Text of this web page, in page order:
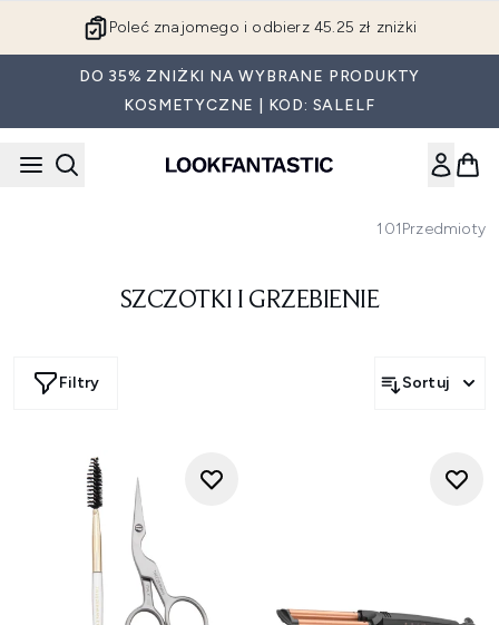
Poleć znajomego i odbierz 45.25 zł zniżki
DO 35% ZNIŻKI NA WYBRANE PRODUKTY
KOSMETYCZNE | KOD: SALELF
101Przedmioty
SZCZOTKI I GRZEBIENIE
Filtry Sortuj